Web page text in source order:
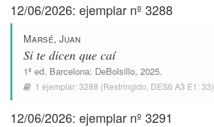
12/06/2026: ejemplar nº 3288
Marsé, Juan
Si te dicen que caí
1ª ed. Barcelona: DeBolsillo, 2025.
1 ejemplar:3288 (Restringido, DES6 A3 E1: 33).
12/06/2026: ejemplar nº 3291